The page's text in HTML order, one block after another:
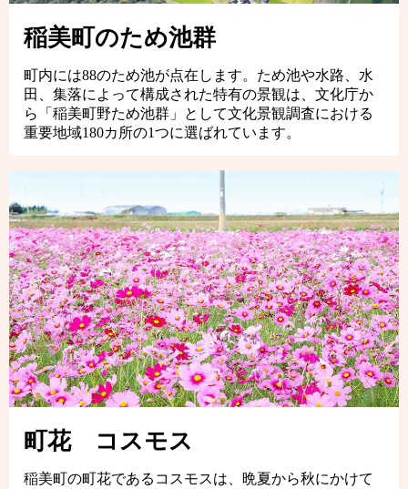
稲美町のため池群
町内には88のため池が点在します。ため池や水路、水
田、集落によって構成された特有の景観は、文化庁か
ら「稲美町野ため池群」として文化景観調査における
重要地域180カ所の1つに選ばれています。
町花 コスモス
稲美町の町花であるコスモスは、晩夏から秋にかけて